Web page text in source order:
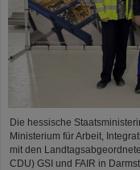
Die hessische
Ministerium für Arbeit,
mit den
CDU) GSI und FAIR in